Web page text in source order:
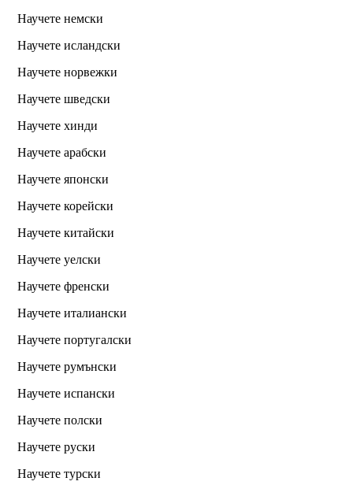
Научете немски
Научете исландски
Научете норвежки
Научете шведски
Научете хинди
Научете арабски
Научете японски
Научете корейски
Научете китайски
Научете уелски
Научете френски
Научете италиански
Научете португалски
Научете румънски
Научете испански
Научете полски
Научете руски
Научете турски